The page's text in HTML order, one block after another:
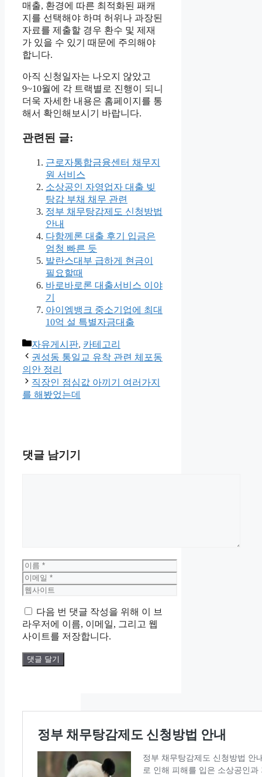
매출, 환경에 따른 최적화된 패캐
지를 선택해야 하며 허위나 과장된
자료를 제출할 경우 환수 및 제재
가 있을 수 있기 때문에 주의해야
합니다.
아직 신청일자는 나오지 않았고
9~10월에 각 트랙별로 진행이 되니
더욱 자세한 내용은 홈페이지를 통
해서 확인해보시기 바랍니다.
관련된 글:
근로자통합금융센터 채무지
원 서비스
소상공인 자영업자 대출 빚
탕감 부채 채무 관련
정부 채무탕감제도 신청방법
안내
다함께론 대출 후기 입금은
엄청 빠른 듯
발란스대부 급하게 현금이
필요할때
바로바로론 대출서비스 이야
기
아이엠뱅크 중소기업에 최대
10억 설 특별자금대출
카
테
고
리
자유게시판, 카테고리
권성동 통일교 유착 관련 체포동
의안 정리
직장인 점심값 아끼기 여러가지
를 해봤었는데
댓글 남기기
이
름
이
메
웹
이
트
다음 번 댓글 작성을 위해 이 브
라우저에 이름, 이메일, 그리고 웹
사이트를 저장합니다.